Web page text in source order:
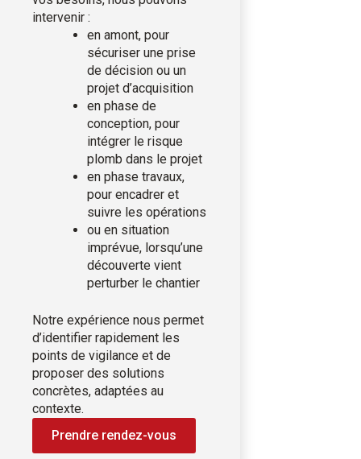
intervenir :
en amont, pour
sécuriser une prise
de décision ou un
projet d’acquisition
en phase de
conception, pour
intégrer le risque
plomb dans le projet
en phase travaux,
pour encadrer et
suivre les opérations
ou en situation
imprévue, lorsqu’une
découverte vient
perturber le chantier
Notre expérience nous permet
d’identifier rapidement les
points de vigilance et de
proposer des solutions
concrètes, adaptées au
contexte.
Prendre rendez-vous